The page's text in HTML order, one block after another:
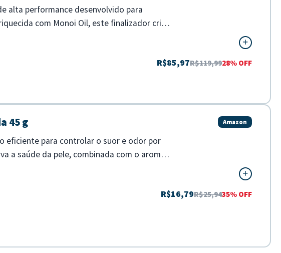
alta performance desenvolvido para
com Monoi Oil, este finalizador cria
R$85,97R$119,9928% OFF
45 g Amazon
eficiente para controlar o suor e odor por
a saúde da pele, combinada com o aroma
R$16,79R$25,9435% OFF